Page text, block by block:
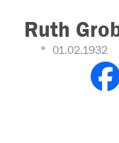
Ruth
01.02.1932